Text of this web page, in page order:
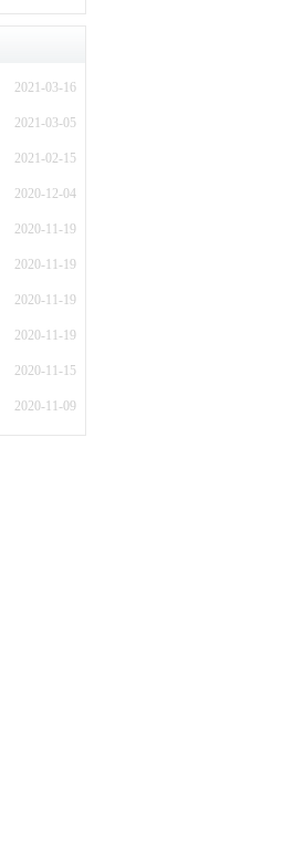
2021-03-16
2021-03-05
2021-02-15
2020-12-04
2020-11-19
2020-11-19
2020-11-19
2020-11-19
2020-11-15
2020-11-09